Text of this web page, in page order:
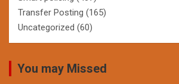
Transfer Posting (165)
Uncategorized (60)
You may Missed